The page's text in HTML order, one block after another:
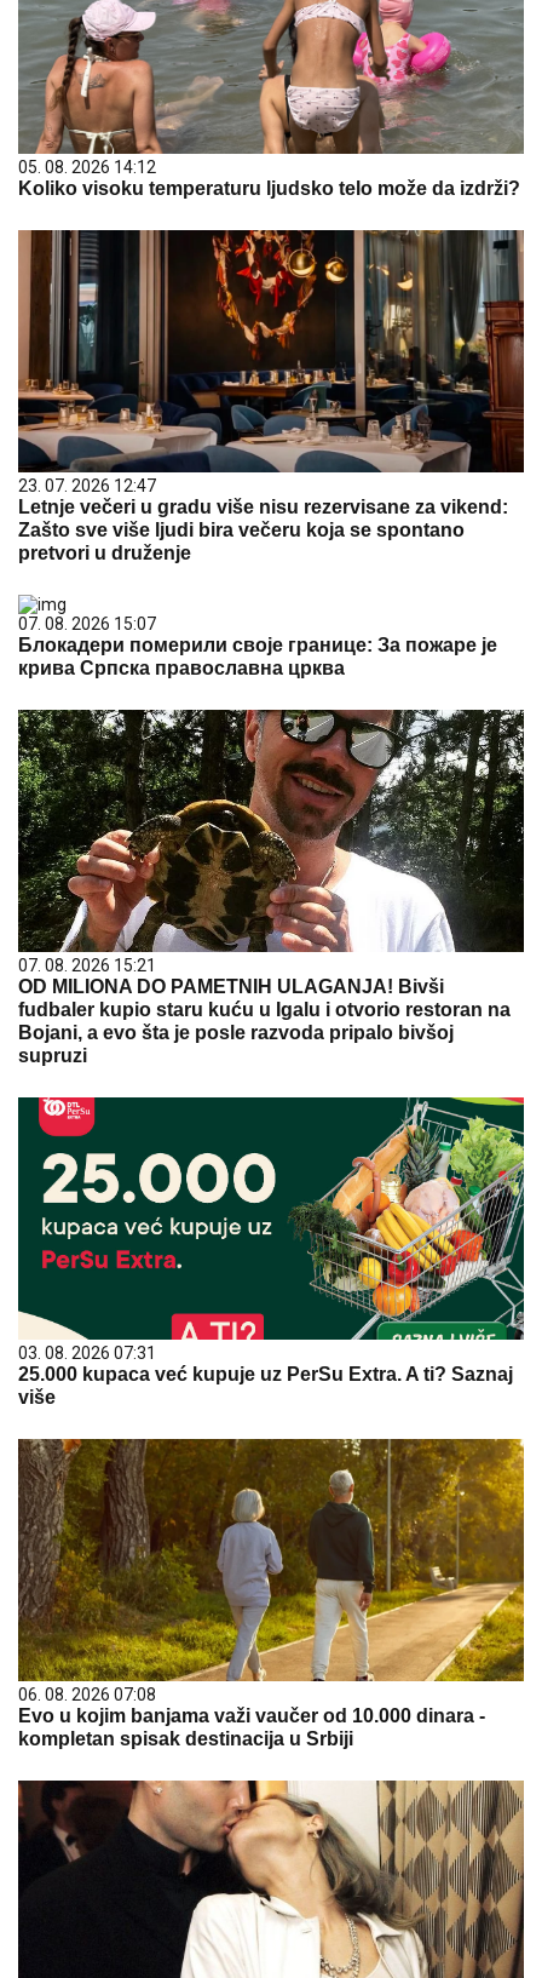
05. 08. 2026 14:12
Koliko visoku temperaturu ljudsko telo može da izdrži?
23. 07. 2026 12:47
Letnje večeri u gradu više nisu rezervisane za vikend:
Zašto sve više ljudi bira večeru koja se spontano
pretvori u druženje
07. 08. 2026 15:07
Блокадери померили своје границе: За пожаре је
крива Српска православна црква
07. 08. 2026 15:21
OD MILIONA DO PAMETNIH ULAGANJA! Bivši
fudbaler kupio staru kuću u Igalu i otvorio restoran na
Bojani, a evo šta je posle razvoda pripalo bivšoj
supruzi
03. 08. 2026 07:31
25.000 kupaca već kupuje uz PerSu Extra. A ti? Saznaj
više
06. 08. 2026 07:08
Evo u kojim banjama važi vaučer od 10.000 dinara -
kompletan spisak destinacija u Srbiji